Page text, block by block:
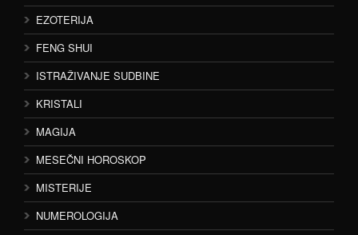
EZOTERIJA
FENG SHUI
ISTRAŽIVANJE SUDBINE
KRISTALI
MAGIJA
MESEČNI HOROSKOP
MISTERIJE
NUMEROLOGIJA